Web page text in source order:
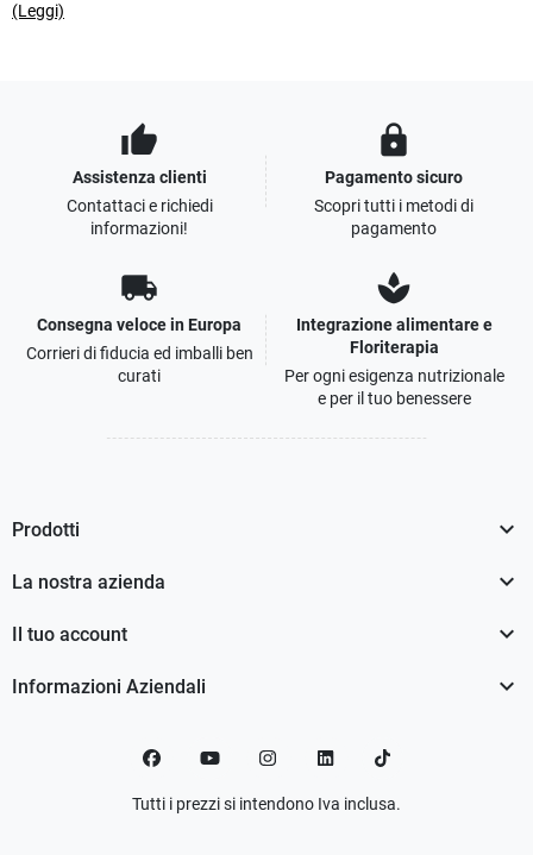
(Leggi)
thumb_up
Assistenza clienti
Contattaci e richiedi
informazioni!
lock
Pagamento sicuro
Scopri tutti i metodi di
pagamento
local_shipping
Consegna veloce in Europa
Corrieri di fiducia ed imballi ben
curati
spa
Integrazione alimentare e
Floriterapia
Per ogni esigenza nutrizionale
e per il tuo benessere
Prodotti 
La nostra azienda 
Il tuo account 
Informazioni Aziendali 
Tutti i prezzi si intendono Iva inclusa.